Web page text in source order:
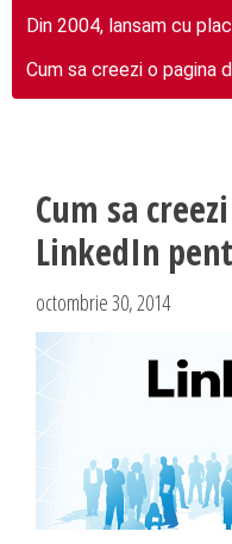
DESPRE NOI
Despre noi
Clientii nostri
Comunicate de presa
Contact
DESPRE NOI
Daca te gandesti la o
noi te ajutam sa o pui
SERVICII WEB
Web design
Programare web
Inregistrari, Rezervari domenii
Software la comanda
Administrare si Mentenanta Site
Administrare server
Implementare plata card
SMS gateway
Din 2004, lansam cu
Cum sa creezi o pagina
Cum sa
LinkedIn
octombrie 30, 2014